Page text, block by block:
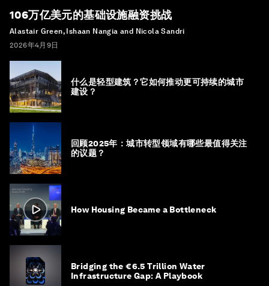
106万亿美元的基础设施融资挑战
Alastair Green, Ishaan Nangia and Nicola Sandri
2026年4月9日
什么是轻型建筑？它如何推动更可持续的城市
建设？
回顾2025年：城市转型领域有哪些最值得关注
的议题？
How Housing Became a Bottleneck
Bridging the €6.5 Trillion Water
Infrastructure Gap: A Playbook